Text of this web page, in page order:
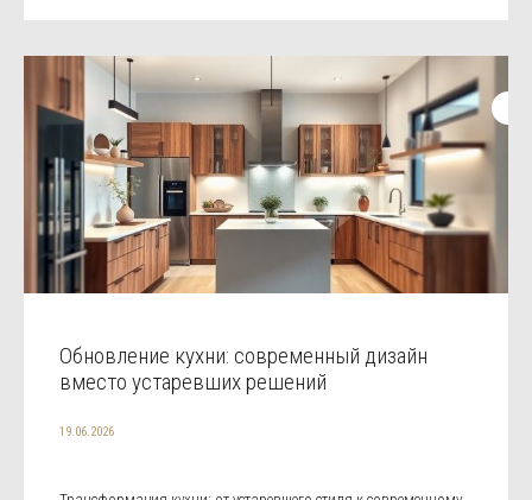
Обновление кухни: современный дизайн
вместо устаревших решений
19.06.2026